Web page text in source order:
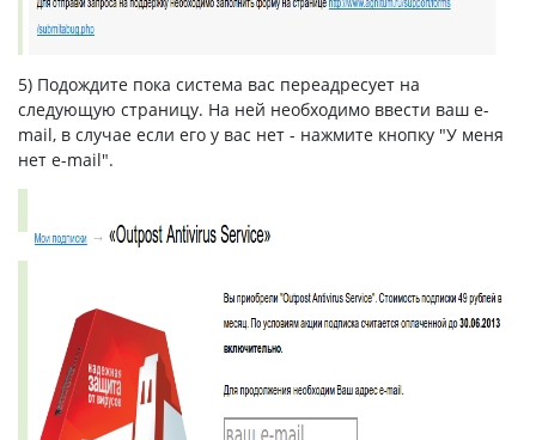
5) Подождите пока система вас переадресует на
следующую страницу. На ней необходимо ввести ваш e-
mail, в случае если его у вас нет - нажмите кнопку "У меня
нет e-mail".